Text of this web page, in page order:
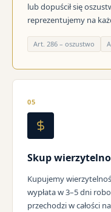
lub dopuścił się
reprezentujemy na
Art. 286 – oszustwo
05
Skup
Kupujemy
wypłata w 3–5 dni
przechodzi w całości